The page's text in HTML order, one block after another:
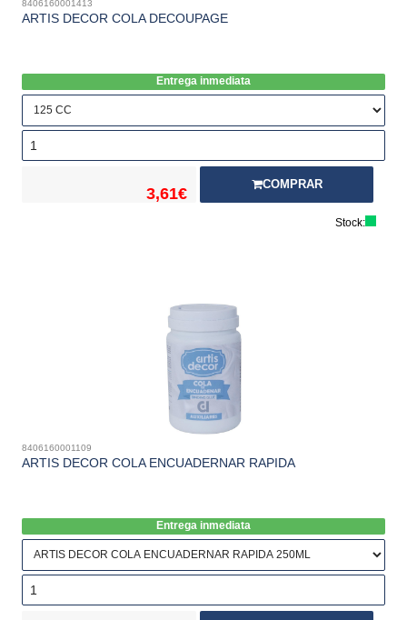
8406160001413
ARTIS DECOR COLA DECOUPAGE
Entrega inmediata
3,61€
COMPRAR
Stock:
8406160001109
ARTIS DECOR COLA ENCUADERNAR RAPIDA
Entrega inmediata